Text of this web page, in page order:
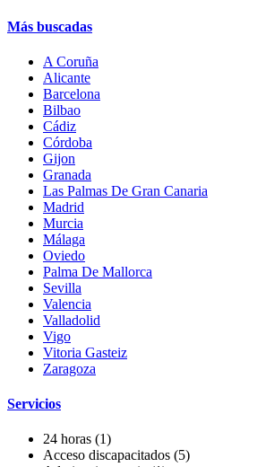
Más buscadas
A Coruña
Alicante
Barcelona
Bilbao
Cádiz
Córdoba
Gijon
Granada
Las Palmas De Gran Canaria
Madrid
Murcia
Málaga
Oviedo
Palma De Mallorca
Sevilla
Valencia
Valladolid
Vigo
Vitoria Gasteiz
Zaragoza
Servicios
24 horas (1)
Acceso discapacitados (5)